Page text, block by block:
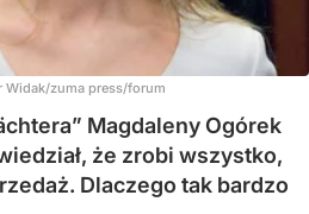
Widak/zuma press/forum
Magdaleny Ogórek
że zrobi wszystko,
Dlaczego tak bardzo